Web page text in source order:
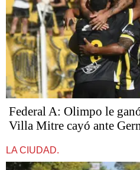
Federal A: Olimpo le
Villa Mitre cayó ante
LA CIUDAD.